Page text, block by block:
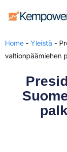
Home - Yleistä -
valtionpäämiehen